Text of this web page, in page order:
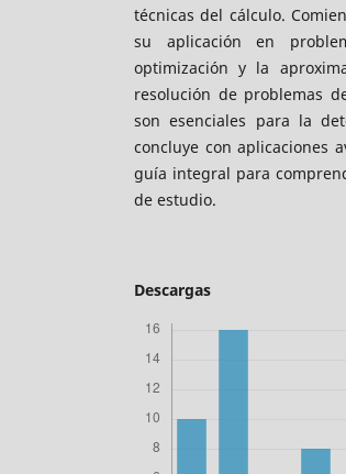
técnicas del cálculo.
su aplicación en
optimización y la
resolución de problemas
son esenciales para la
concluye con aplicaciones
guía integral para
de estudio.
Descargas